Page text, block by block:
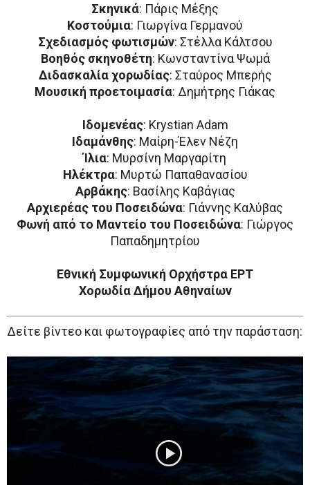
Σκηνικά: Πάρις Μέξης
Κοστούμια: Γιωργίνα Γερμανού
Σχεδιασμός φωτισμών: Στέλλα Κάλτσου
Βοηθός σκηνοθέτη: Κωνσταντίνα Ψωμά
Διδασκαλία χορωδίας: Σταύρος Μπερής
Μουσική προετοιμασία: Δημήτρης Γιάκας
Ιδομενέας: Krystian Adam
Ιδαμάνθης: Μαίρη-Έλεν Νέζη
Ίλια: Μυρσίνη Μαργαρίτη
Ηλέκτρα: Μυρτώ Παπαθανασίου
Αρβάκης: Βασίλης Καβάγιας
Αρχιερέας του Ποσειδώνα: Γιάννης Καλύβας
Φωνή από το Μαντείο του Ποσειδώνα: Γιώργος
Παπαδημητρίου
Εθνική Συμφωνική Ορχήστρα ΕΡΤ
Χορωδία Δήμου Αθηναίων
Δείτε βίντεο και φωτογραφίες από την παράσταση:
Πρόγραμμα
Αναπαραγωγής
Βίντεο